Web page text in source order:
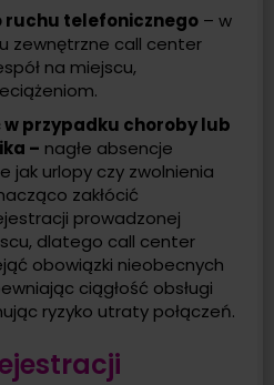
ruchu telefonicznego– w
zewnętrzne call center
na miejscu,
przypadku choroby lub
– nagłe absencje
jak urlopy czy zwolnienia
zakłócić
prowadzonej
dlatego call center
obowiązki nieobecnych
ciągłość obsługi
ryzyko utraty połączeń.